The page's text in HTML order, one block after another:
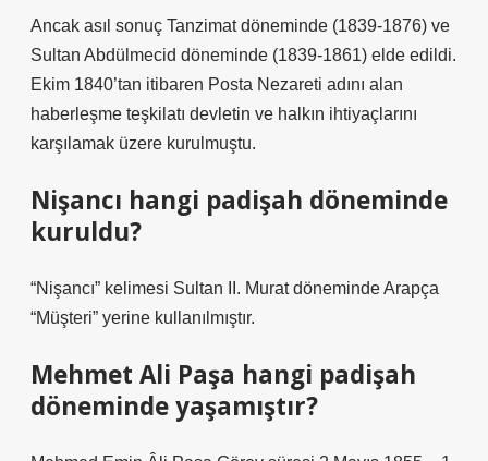
Ancak asıl sonuç Tanzimat döneminde (1839-1876) ve
Sultan Abdülmecid döneminde (1839-1861) elde edildi.
Ekim 1840’tan itibaren Posta Nezareti adını alan
haberleşme teşkilatı devletin ve halkın ihtiyaçlarını
karşılamak üzere kurulmuştu.
Nişancı hangi padişah döneminde
kuruldu?
“Nişancı” kelimesi Sultan II. Murat döneminde Arapça
“Müşteri” yerine kullanılmıştır.
Mehmet Ali Paşa hangi padişah
döneminde yaşamıştır?